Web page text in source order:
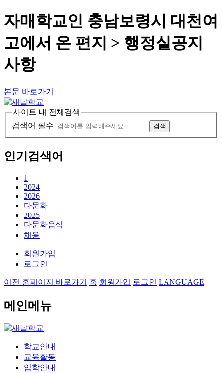
자매학교인 충남보령시 대천여
고에서 온 편지 > 행정실공지
사항
본문 바로가기
사이트 내 전체검색
검색어 필수
검색
인기검색어
1
2024
2026
다문화
2025
다문화음식
채용
회원가입
로그인
이전 홈페이지 바로가기 홈 회원가입 로그인 LANGUAGE
메인메뉴
학교안내
교육활동
입학안내